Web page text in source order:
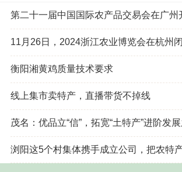
第二十一届中国国际农产品交易会在广州
11月26日，2024浙江农业博览会在杭州
衡阳湘黄鸡质量技术要求
线上集市卖特产，直播带货不掉线
茂名：优品立“信”，拓宽“土特产”进阶发
浏阳这5个村集体携手成立公司，把农特